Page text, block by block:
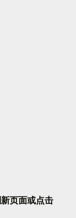
新页面或点击